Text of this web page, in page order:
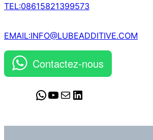
TEL:08615821399573
EMAIL:INFO@LUBEADDITIVE.COM
Contactez-nous
WhatsApp
YouTube
MailLinkedIn